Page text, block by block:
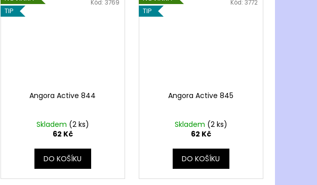
TIP
Angora Active 844
Skladem (2 ks)
62 Kč
DO KOŠÍKU
Kód: 3769
TIP
Angora Active 845
Skladem (2 ks)
62 Kč
DO KOŠÍKU
Kód: 3772